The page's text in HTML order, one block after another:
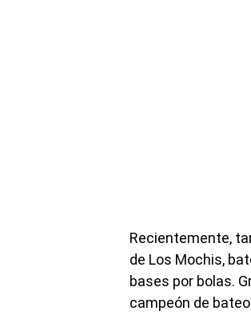
Recientemente,
de Los Mochis,
bases por bolas.
campeón de